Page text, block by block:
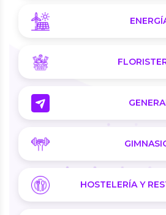
HOSTELERÍA Y